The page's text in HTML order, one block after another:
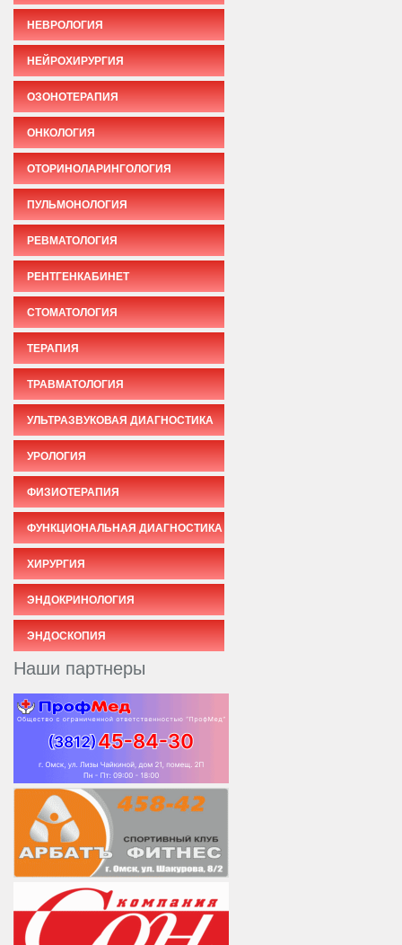
НЕВРОЛОГИЯ
НЕЙРОХИРУРГИЯ
ОЗОНОТЕРАПИЯ
ОНКОЛОГИЯ
ОТОРИНОЛАРИНГОЛОГИЯ
ПУЛЬМОНОЛОГИЯ
РЕВМАТОЛОГИЯ
РЕНТГЕНКАБИНЕТ
СТОМАТОЛОГИЯ
ТЕРАПИЯ
ТРАВМАТОЛОГИЯ
УЛЬТРАЗВУКОВАЯ ДИАГНОСТИКА
УРОЛОГИЯ
ФИЗИОТЕРАПИЯ
ФУНКЦИОНАЛЬНАЯ ДИАГНОСТИКА
ХИРУРГИЯ
ЭНДОКРИНОЛОГИЯ
ЭНДОСКОПИЯ
Наши партнеры